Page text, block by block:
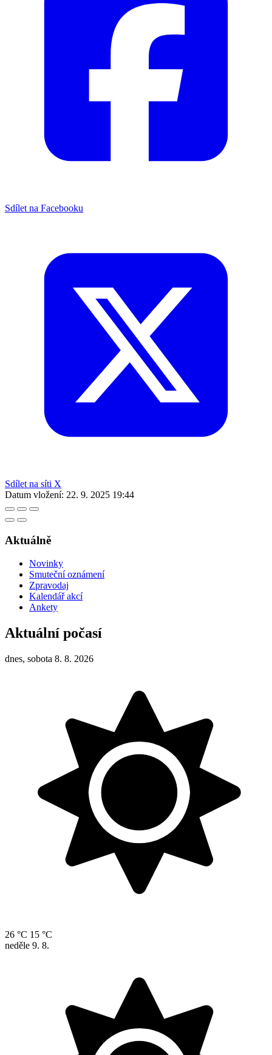
Sdílet na Facebooku
Sdílet na síti X
Datum vložení: 22. 9. 2025 19:44
Aktuálně
Novinky
Smuteční oznámení
Zpravodaj
Kalendář akcí
Ankety
Aktuální počasí
dnes, sobota 8. 8. 2026
26 °C 15 °C
neděle 9. 8.